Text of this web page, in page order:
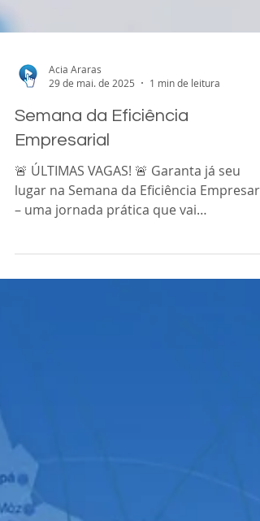
Acia Araras
29 de mai. de 2025
1 min de leitura
Empresarial
🚨 ÚLTIMAS VAGAS! 🚨 Garanta já seu
– uma jornada prática que vai